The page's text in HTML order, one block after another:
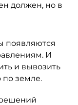
должен, но в
появляются
И
и вывозить
по земле.